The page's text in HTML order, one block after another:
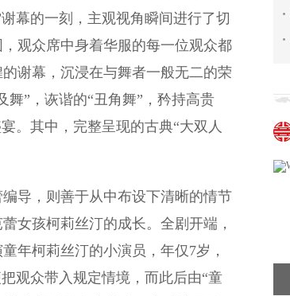
幕的一刻，主观视角瞬间进行了切
观众席中身着华服的每一位观众都
谢幕，沉浸在与舞者一般无二的荣
”，诙谐的“丑角舞”，矜持高贵
。其中，完整呈现的古典“大双人
导，则善于从中布设下清晰的情节
女孩柯莉丝汀的成长。全剧开端，
年柯莉丝汀的小演员，年仅7岁，
观众带入规定情境，而此后由“童